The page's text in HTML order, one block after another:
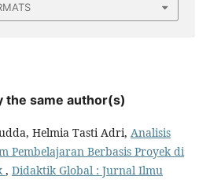
the same author(s)
Helmia Tasti Adri, Analisis
Pembelajaran Berbasis Proyek di
, Didaktik Global : Jurnal Ilmu